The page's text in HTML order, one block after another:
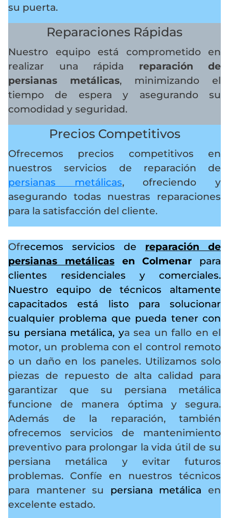
su puerta.
Reparaciones Rápidas
Nuestro equipo está comprometido en
realizar una rápida reparación de
persianas metálicas, minimizando el
tiempo de espera y asegurando su
comodidad y seguridad.
Precios Competitivos
Ofrecemos precios competitivos en
nuestros servicios de reparación de
persianas metálicas, ofreciendo y
asegurando todas nuestras reparaciones
para la satisfacción del cliente.
Ofrecemos servicios de reparación de
persianas metálicasen Colmenar para
clientes residenciales y comerciales.
Nuestro equipo de técnicos altamente
capacitados está listo para solucionar
cualquier problema que pueda tener con
su persiana metálica, ya sea un fallo en el
motor, un problema con el control remoto
o un daño en los paneles. Utilizamos solo
piezas de repuesto de alta calidad para
garantizar que su persiana metálica
funcione de manera óptima y segura.
Además de la reparación, también
ofrecemos servicios de mantenimiento
preventivo para prolongar la vida útil de su
persiana metálica y evitar futuros
problemas. Confíe en nuestros técnicos
para mantener su persiana metálica en
excelente estado.